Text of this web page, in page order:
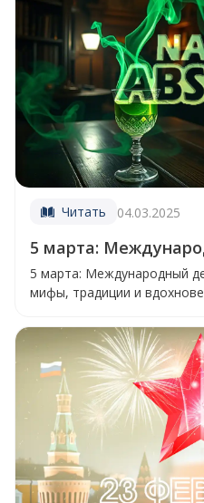
Читать 04.03.2025
5 марта:
5 марта: Международный
мифы, традиции и